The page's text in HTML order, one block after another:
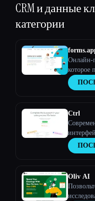
CRM и данные
категории
Онлайн-
которое
Ctrl
Oliv AI